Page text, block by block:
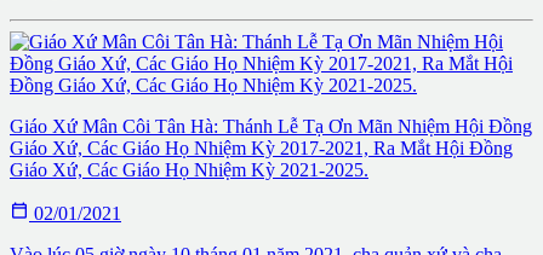
Giáo Xứ Mân Côi Tân Hà: Thánh Lễ Tạ Ơn Mãn Nhiệm Hội Đồng
Giáo Xứ, Các Giáo Họ Nhiệm Kỳ 2017-2021, Ra Mắt Hội Đồng
Giáo Xứ, Các Giáo Họ Nhiệm Kỳ 2021-2025.
 02/01/2021